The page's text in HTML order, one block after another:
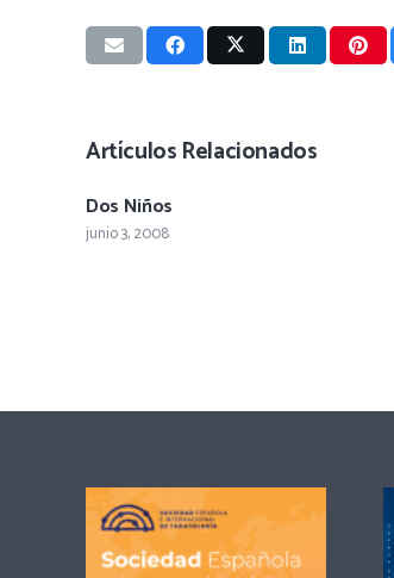
Artículos Relacionados
Dos Niños
junio 3, 2008